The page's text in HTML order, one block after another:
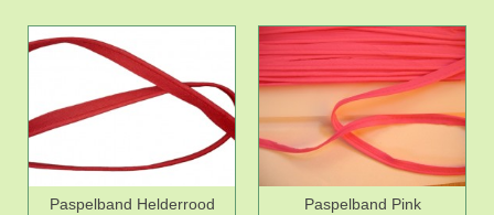
Paspelband Helderrood
Paspelband Pink